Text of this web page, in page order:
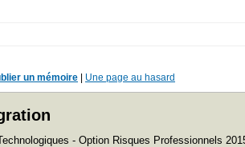
un mémoire Une page au hasard
- Option Risques Professionnels